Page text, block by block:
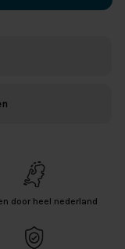
door heel nederland